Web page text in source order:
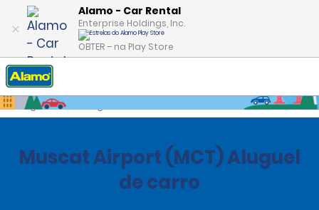
Alamo - Car Rental
Enterprise Holdings, Inc.
OBTER – na Play Store
Página inicial
Muscat Airport (MCT) Aluguel
de carro